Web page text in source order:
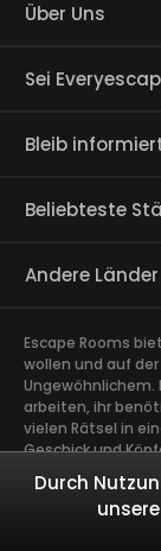
Über Uns
Sei
Bleib
Beliebteste
Andere Länder
Escape Rooms
wollen und auf
Ungewöhnlichem.
arbeiten, ihr
vielen Rätsel in
Geschick und
Gehirntraining
andere Firmen
das ihr je erlebt
fesselnde
Durch